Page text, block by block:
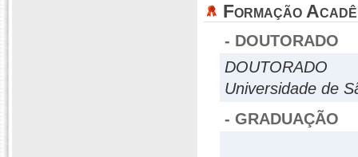
Formação
- DOUTORADO
DOUTORADO
Universidade de
- GRADUAÇÃO